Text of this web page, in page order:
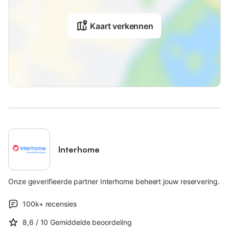
Kaart verkennen
Interhome
Onze geverifieerde partner Interhome beheert jouw reservering.
100k+ recensies
8,6 / 10 Gemiddelde beoordeling